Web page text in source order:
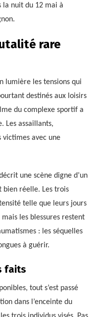
la nuit du 12 mai à
rare
lumière les tensions qui
destinés aux loisirs
du complexe sportif a
Les assaillants,
victimes avec une
une scène digne d’un
bien réelle. Les trois
telle que leurs jours
les blessures restent
: les séquelles
à guérir.
faits
tout s’est passé
dans l’enceinte du